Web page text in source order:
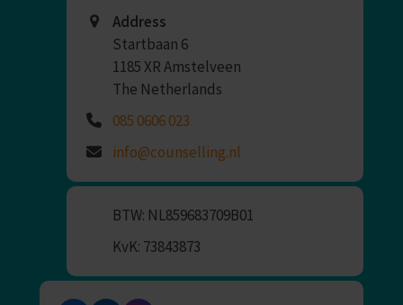
Address
Startbaan 6
1185 XR Amstelveen
The Netherlands
085 0606 023
info@counselling.nl
BTW: NL859683709B01
KvK: 73843873